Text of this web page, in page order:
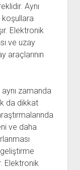
Aynı
koşullara
Elektronik
ve uzay
araçlarının
aynı zamanda
da dikkat
ve daha
Elektronik